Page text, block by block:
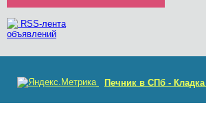
RSS-лента
объявлений
Печник в СПб -